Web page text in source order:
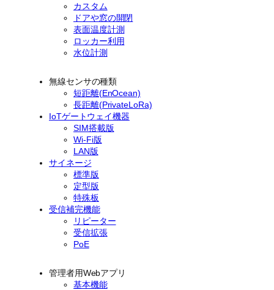
カスタム
ドアや窓の開閉
表面温度計測
ロッカー利用
水位計測
無線センサの種類
短距離(EnOcean)
長距離(PrivateLoRa)
IoTゲートウェイ機器
SIM搭載版
Wi-Fi版
LAN版
サイネージ
標準版
定型版
特殊板
受信補完機能
リピーター
受信拡張
PoE
管理者用Webアプリ
基本機能